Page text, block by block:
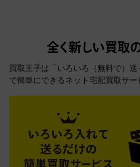
全く新しい買取
買取王子は「いろいろ（無料で）
で簡単にできるネット宅配買取サー